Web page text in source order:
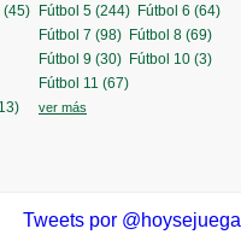
EL TRÉBOL
(45) Fútbol 5 (244) Fútbol 6 (64)
Fútbol 7 (98) Fútbol 8 (69)
Fútbol 9 (30) Fútbol 10 (3)
Fútbol 11 (67)
ver más
Tweets por @hoysejuega